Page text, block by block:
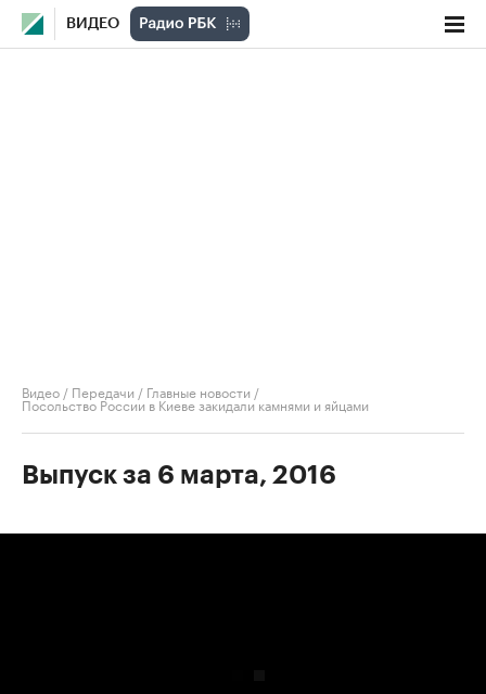
ВИДЕО
Видео / Передачи / Главные новости /
Посольство России в Киеве закидали камнями и яйцами
Выпуск за 6 марта, 2016